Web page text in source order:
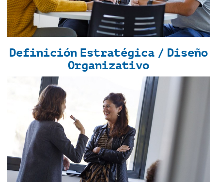
Definición Estratégica / Diseño
Organizativo